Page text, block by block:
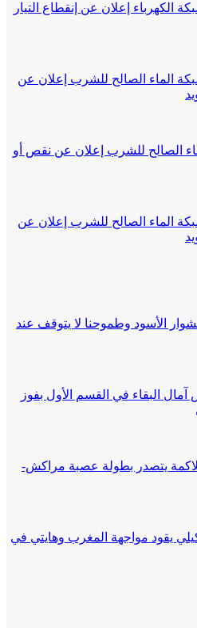
الكهرباء إعلان عن إنقطاع التيار
الماء الصالح للشرب إعلان عن
الصالح للشرب إعلان عن نقص أو
الماء الصالح للشرب إعلان عن
الأسود وطموحنا لا يتوقف عند
البقاء في القسم الأول بفوز
يتصدر بطولة عصبة مراكش-
يقود مواجهة المغرب وهايتي في